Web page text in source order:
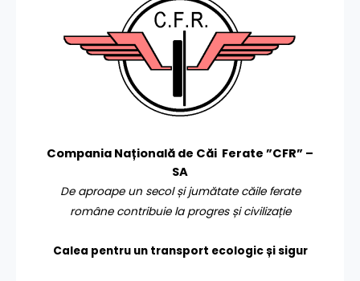
Compania Națională de Căi Ferate ”CFR” –
SA
De aproape un secol și jumătate căile ferate
române contribuie la progres și civilizație
Calea pentru un transport ecologic și sigur